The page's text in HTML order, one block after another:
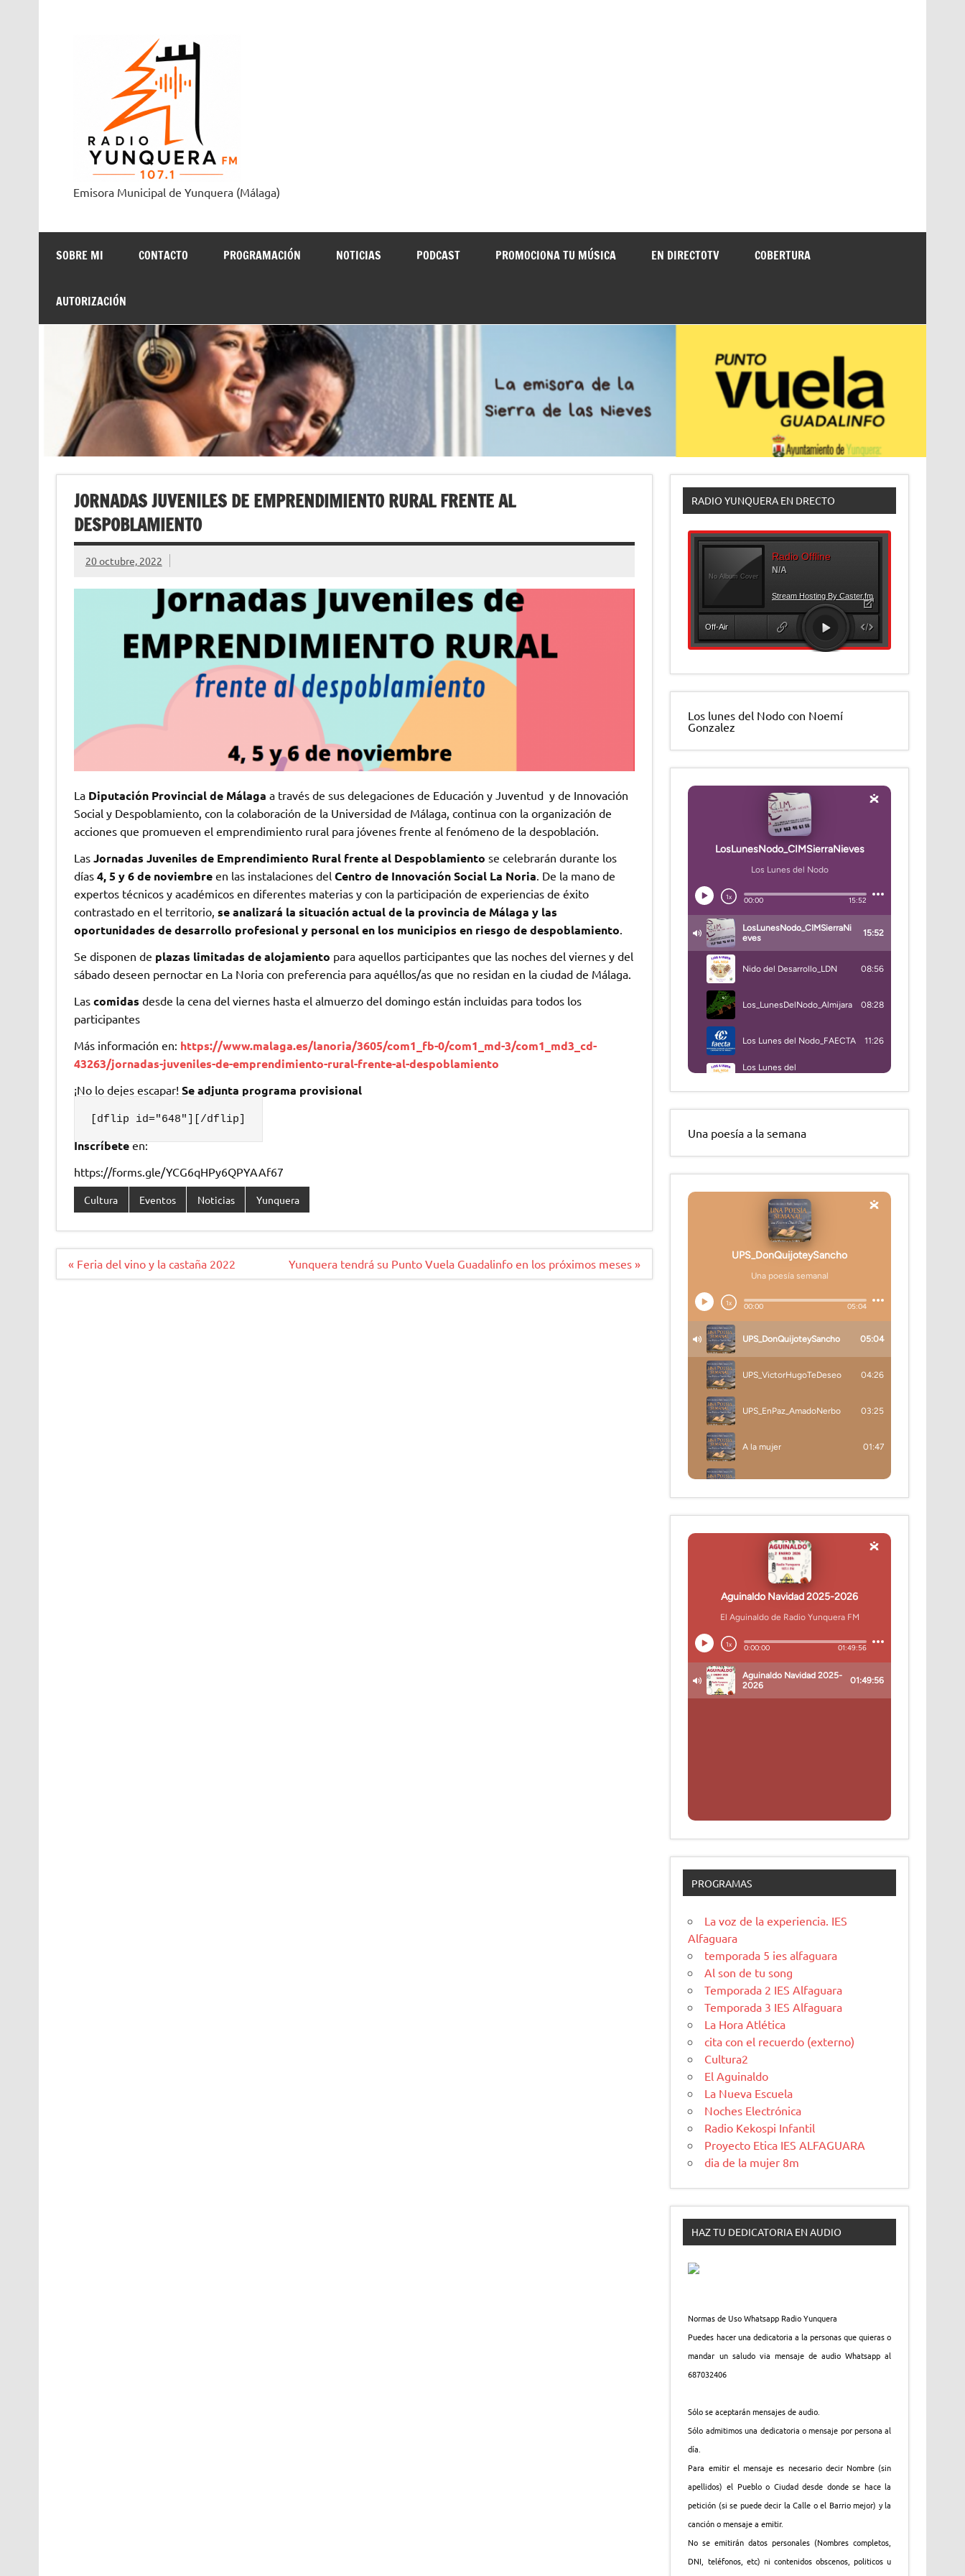
Emisora Municipal de Yunquera (Málaga)
SOBRE MI CONTACTO PROGRAMACIÓN NOTICIAS PODCAST PROMOCIONA TU MÚSICA EN DIRECTOTV COBERTURA
AUTORIZACIÓN
JORNADAS JUVENILES DE EMPRENDIMIENTO RURAL FRENTE AL
DESPOBLAMIENTO
20 octubre, 2022
La Diputación Provincial de Málaga a través de sus delegaciones de Educación y Juventud y de Innovación
Social y Despoblamiento, con la colaboración de la Universidad de Málaga, continua con la organización de
acciones que promueven el emprendimiento rural para jóvenes frente al fenómeno de la despoblación.
Las Jornadas Juveniles de Emprendimiento Rural frente al Despoblamiento se celebrarán durante los
días 4, 5 y 6 de noviembreen las instalaciones del Centro de Innovación Social La Noria. De la mano de
expertos técnicos y académicos en diferentes materias y con la participación de experiencias de éxito
contrastado en el territorio, se analizará la situación actual de la provincia de Málaga y las
oportunidades de desarrollo profesional y personal en los municipios en riesgo de despoblamiento.
Se disponen de plazas limitadas de alojamiento para aquellos participantes que las noches del viernes y del
sábado deseen pernoctar en La Noria con preferencia para aquéllos/as que no residan en la ciudad de Málaga.
Las comidas desde la cena del viernes hasta el almuerzo del domingo están incluidas para todos los
participantes
Más información en: https://www.malaga.es/lanoria/3605/com1_fb-0/com1_md-3/com1_md3_cd-
43263/jornadas-juveniles-de-emprendimiento-rural-frente-al-despoblamiento
¡No lo dejes escapar! Se adjunta programa provisional
[dflip id="648"][/dflip]
Inscríbeteen:
https://forms.gle/YCG6qHPy6QPYAAf67
Cultura Eventos Noticias Yunquera
Navegación
« Feria del vino y la castaña 2022 Yunquera tendrá su Punto Vuela Guadalinfo en los próximos meses »
RADIO YUNQUERA EN DRECTO
Los lunes del Nodo con Noemí
Gonzalez
Una poesía a la semana
PROGRAMAS
La voz de la experiencia. IES
Alfaguara
temporada 5 ies alfaguara
Al son de tu song
Temporada 2 IES Alfaguara
Temporada 3 IES Alfaguara
La Hora Atlética
cita con el recuerdo (externo)
Cultura2
El Aguinaldo
La Nueva Escuela
Noches Electrónica
Radio Kekospi Infantil
Proyecto Etica IES ALFAGUARA
dia de la mujer 8m
HAZ TU DEDICATORIA EN AUDIO
Normas de Uso Whatsapp Radio Yunquera
Puedes hacer una dedicatoria a la personas que quieras o
mandar un saludo via mensaje de audio Whatsapp al
687032406
Sólo se aceptarán mensajes de audio.
Sólo admitimos una dedicatoria o mensaje por persona al
día.
Para emitir el mensaje es necesario decir Nombre (sin
apellidos) el Pueblo o Ciudad desde donde se hace la
petición (si se puede decir la Calle o el Barrio mejor) y la
canción o mensaje a emitir.
No se emitirán datos personales (Nombres completos,
DNI, teléfonos, etc) ni contenidos obscenos, politicos u